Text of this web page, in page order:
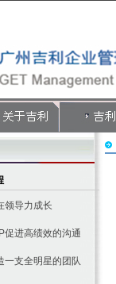
领导力成长
促进高绩效的沟通
一支全明星的团队